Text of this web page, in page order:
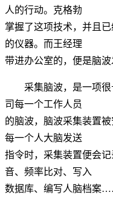
人的行动。克格勃
掌握了这项技术，并且
的仪器。而王经理
带进办公室的，便是脑波
采集脑波，是一项很
司每一个工作人员
的脑波，脑波采集装置
每一个人大脑发送
指令时，采集装置便会
音、频率比对、写入
数据库、编写人脑档案